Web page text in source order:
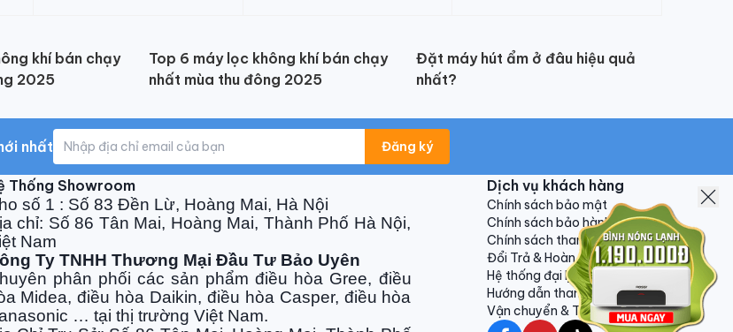
khí bán chạy
2025
Top 6 máy lọc không khí bán chạy
nhất mùa thu đông 2025
Đặt máy hút ẩm ở đâu hiệu quả
nhất?
nhất Đăng ký
Thống Showroom
số 1 : Số 83 Đền Lừ, Hoàng Mai, Hà Nội
chỉ: Số 86 Tân Mai, Hoàng Mai, Thành Phố Hà Nội,
Nam
Ty TNHH Thương Mại Đầu Tư Bảo Uyên
phân phối các sản phẩm điều hòa Gree, điều
Midea, điều hòa Daikin, điều hòa Casper, điều hòa
… tại thị trường Việt Nam.
Dịch vụ khách hàng
Chính sách bảo mật
Chính sách bảo hành
Chính sách thanh toán
Đổi Trả & Hoàn Tiền
Hệ thống đại lý
Hướng dẫn thanh toán VNPAY
Vận chuyển & Trả hàng